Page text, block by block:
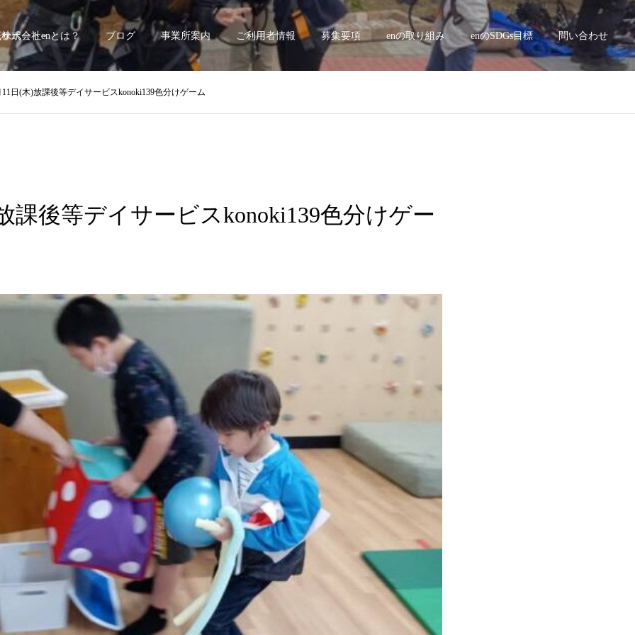
ポート~
株式会社enとは？ ブログ 事業所案内 ご利用者情報 募集要項 enの取り組み enのSDGs目標 問い合わせ
11日(木)放課後等デイサービスkonoki139色分けゲーム
課後等デイサービスkonoki139色分けゲー